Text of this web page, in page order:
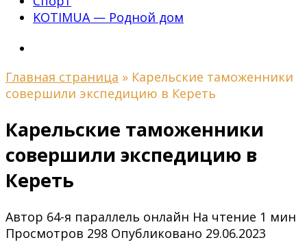
KOTIMUA — Родной дом
Главная страница » Карельские таможенники
совершили экспедицию в Кереть
Карельские таможенники
совершили экспедицию в
Кереть
Автор 64-я параллель онлайн На чтение 1 мин
Просмотров 298 Опубликовано 29.06.2023